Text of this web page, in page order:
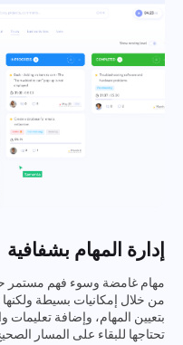
إدارة المهام بشفافية
من خلال إمكانيات بسيطة ولكنها
بتعيين المهام، وإضافة
تحتاجها للبقاء على المسار